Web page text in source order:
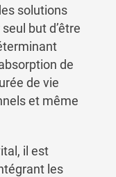
solutions
but d’être
de
de vie
et même
il est
les